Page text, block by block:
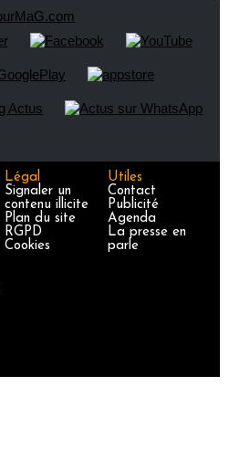
Légal
Signaler un
contenu illicite
Plan du site
RGPD
Cookies
Utiles
Contact
Publicité
Agenda
La presse en
parle